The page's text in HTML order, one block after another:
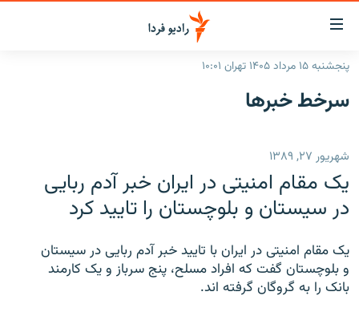
لینک‌های
قابلیت
دسترسی
بازگشت
اصلی
رفتن
صفحه
ایران
رادیو
انتخاب کنید و بشنوید
فرکانس‌ها
پادکست
گزارش‌های تصویری
گزارش‌های ویدئویی
زنان فردا
English
پنجشنبه ۱۵ مرداد ۱۴۰۵ تهران ۱۰:۰۱
سرخط‌ خبرها
شهریور ۲۷, ۱۳۸۹
يک مقام امنيتی در ايران خبر آدم ربايی
در سيستان و بلوچستان را تاييد کرد
يک مقام امنيتی در ايران با تاييد خبر آدم ربايی در سيستان
و بلوچستان گفت که افراد مسلح، پنج سرباز و يک کارمند
بانک را به گروگان گرفته اند.